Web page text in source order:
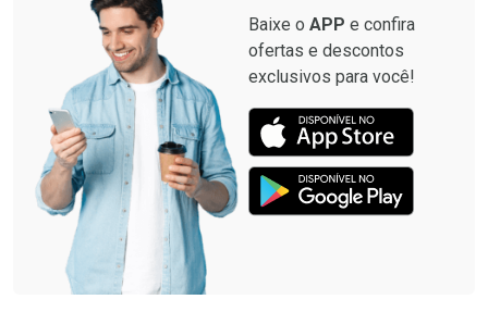
Baixe o APP e confira
ofertas e descontos
exclusivos para você!